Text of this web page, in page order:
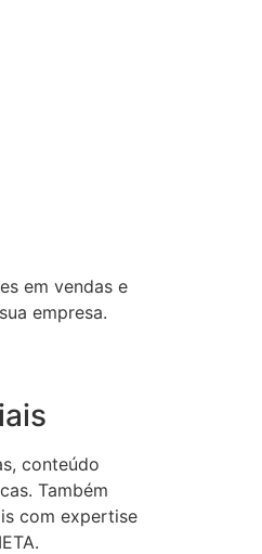
em vendas e
empresa.
conteúdo
Também
com expertise